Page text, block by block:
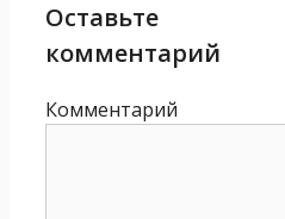
Оставьте
комментарий
Комментарий